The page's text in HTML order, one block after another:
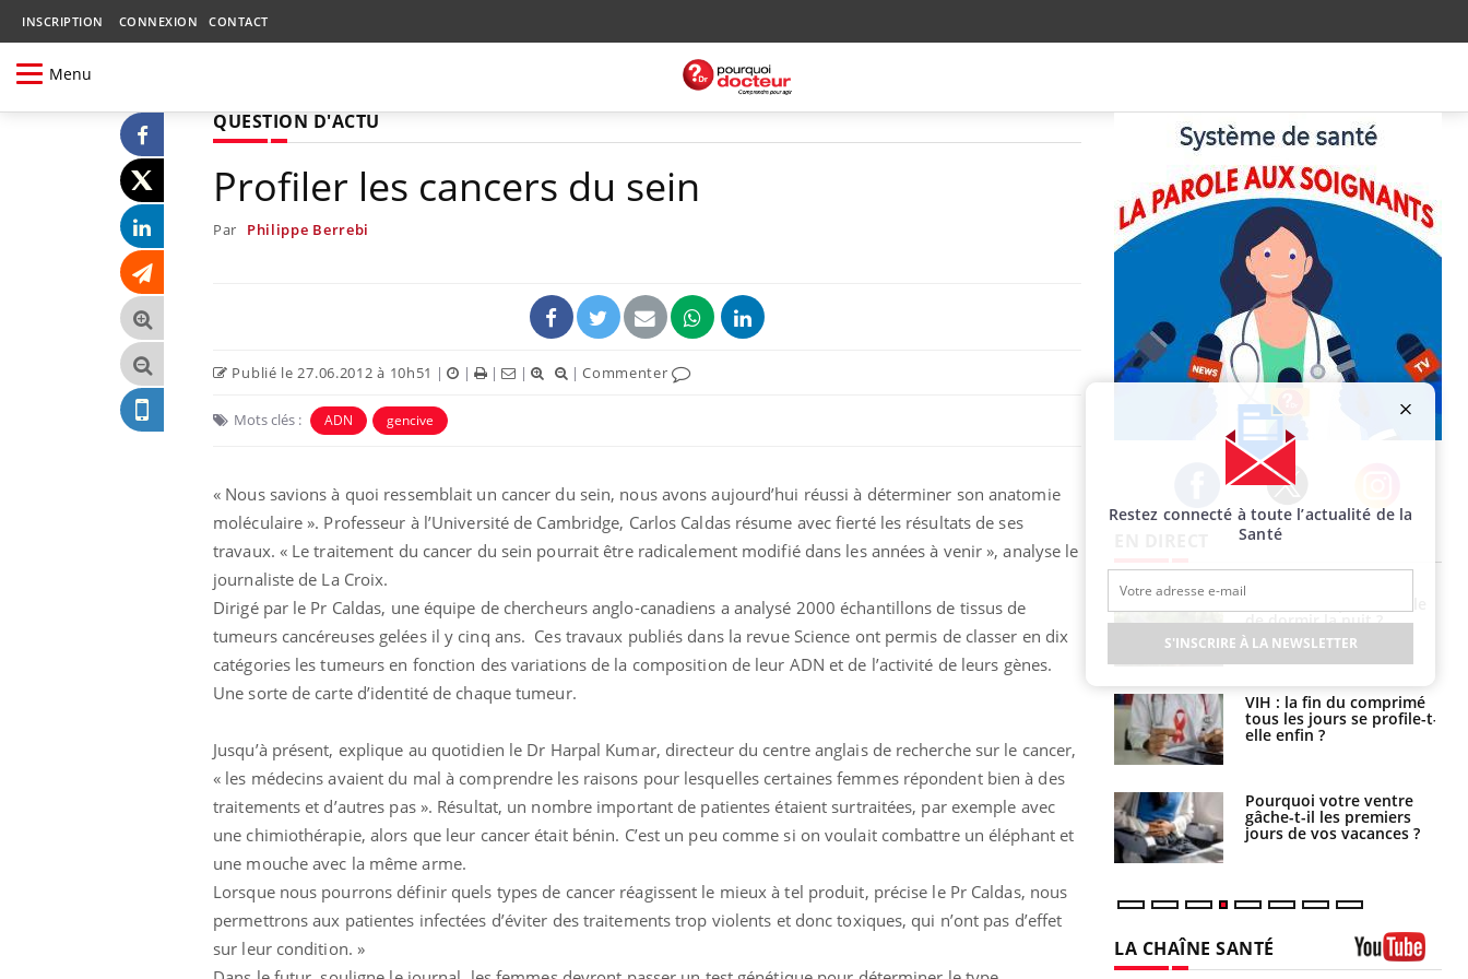
INSCRIPTION CONNEXION CONTACT
Menu
QUESTION D'ACTU
Profiler les cancers du sein
Par Philippe Berrebi
Publié le 27.06.2012 à 10h51 | | | | |Commenter
Mots clés : ADN gencive
« Nous savions à quoi ressemblait un cancer du sein, nous avons aujourd’hui réussi à déterminer son anatomie
moléculaire ». Professeur à l’Université de Cambridge, Carlos Caldas résume avec fierté les résultats de ses
travaux. « Le traitement du cancer du sein pourrait être radicalement modifié dans les années à venir », analyse le
journaliste de La Croix.
Dirigé par le Pr Caldas, une équipe de chercheurs anglo-canadiens a analysé 2000 échantillons de tissus de
tumeurs cancéreuses gelées il y cinq ans. Ces travaux publiés dans la revue Science ont permis de classer en dix
catégories les tumeurs en fonction des variations de la composition de leur ADN et de l’activité de leurs gènes.
Une sorte de carte d’identité de chaque tumeur.
Jusqu’à présent, explique au quotidien le Dr Harpal Kumar, directeur du centre anglais de recherche sur le cancer,
« les médecins avaient du mal à comprendre les raisons pour lesquelles certaines femmes répondent bien à des
traitements et d’autres pas ». Résultat, un nombre important de patientes étaient surtraitées, par exemple avec
une chimiothérapie, alors que leur cancer était bénin. C’est un peu comme si on voulait combattre un éléphant et
une mouche avec la même arme.
Lorsque nous pourrons définir quels types de cancer réagissent le mieux à tel produit, précise le Pr Caldas, nous
permettrons aux patientes infectées d’éviter des traitements trop violents et donc toxiques, qui n’ont pas d’effet
sur leur condition. »
Facebook Twitter Instagram
Hantavirus : un cas
détecté chez un touriste
en France
Mortalité infantile : un
Grossesse à risque : ce jus
naturel attire l'attention
des chercheurs
Comment oublier les
écrans en vacances ?
sur nos soirées
Cancer colorectal : une
stratégie simple aurait
changé la donne au Pays
Chikungunya, dengue,
West Nile : que se passe-
t-il dans le sud de la
Cytomégalovirus : ce qui
change dans la prise en
charge des femmes
de dormir la nuit ?
VIH : la fin du comprimé
tous les jours se profile-t-
elle enfin ?
Pourquoi votre ventre
gâche-t-il les premiers
jours de vos vacances ?
LA CHAÎNE SANTÉ
Restez connecté à toute l’actualité de la
Santé
S'INSCRIRE À LA NEWSLETTER